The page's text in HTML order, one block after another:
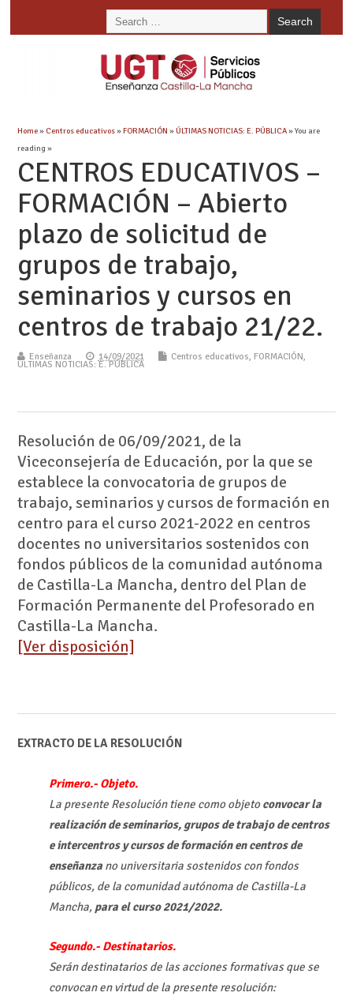
Home» Centros educativos»FORMACIÓN »ÚLTIMAS NOTICIAS: E. PÚBLICA» You are
reading »
CENTROS EDUCATIVOS –
FORMACIÓN – Abierto
plazo de solicitud de
grupos de trabajo,
seminarios y cursos en
centros de trabajo 21/22.
Enseñanza 14/09/2021 Centros educativos, FORMACIÓN,
ÚLTIMAS NOTICIAS: E. PÚBLICA
Resolución de 06/09/2021, de la
Viceconsejería de Educación, por la que se
establece la convocatoria de grupos de
trabajo, seminarios y cursos de formación en
centro para el curso 2021-2022 en centros
docentes no universitarios sostenidos con
fondos públicos de la comunidad autónoma
de Castilla-La Mancha, dentro del Plan de
Formación Permanente del Profesorado en
Castilla-La Mancha.
[Ver disposición]
EXTRACTO DE LA RESOLUCIÓN
Primero.- Objeto.
La presente Resolución tiene como objetoconvocar la
realización de seminarios, grupos de trabajo de centros
e intercentros y cursos de formación en centros de
enseñanzano universitaria sostenidos con fondos
públicos, de la comunidad autónoma de Castilla-La
Mancha, para el curso 2021/2022.
Segundo.- Destinatarios.
Serán destinatarios de las acciones formativas que se
convocan en virtud de la presente resolución: